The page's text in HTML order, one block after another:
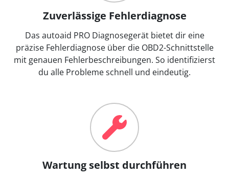
Zuverlässige Fehlerdiagnose
Das autoaid PRO Diagnosegerät bietet dir eine
präzise Fehlerdiagnose über die OBD2-Schnittstelle
mit genauen Fehlerbeschreibungen. So identifizierst
du alle Probleme schnell und eindeutig.
Wartung selbst durchführen